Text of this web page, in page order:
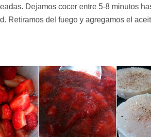
Dejamos cocer entre 5-8 minutos
Retiramos del fuego y agregamos el